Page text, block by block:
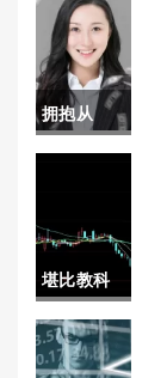
拥抱从
容！上海
货怎么开
户(帮助投
资者顺利
堪比教科
书！国际
原油期货